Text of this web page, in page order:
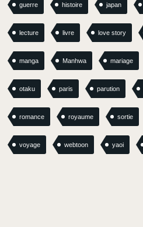
guerre histoire japan
lecture livre love story
manga Manhwa mariage
otaku paris parution
romance royaume sortie
voyage webtoon yaoi